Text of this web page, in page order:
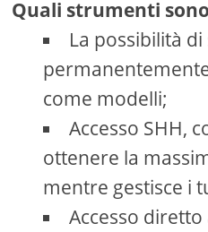
Quali strumenti
La possibilità
come modelli;
Accesso SHH,
ottenere la
mentre gestisce i
Accesso diretto